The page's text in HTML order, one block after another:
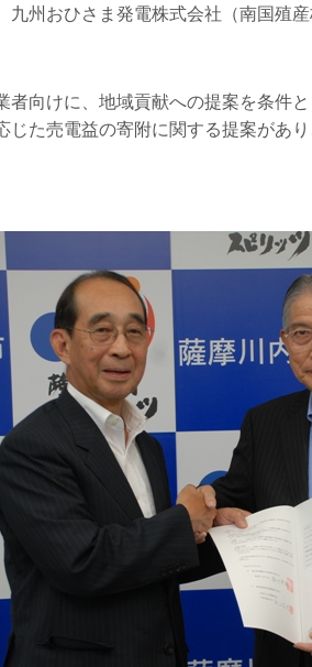
州おひさま発電株式会社（南国殖
向けに、地域貢献への提案を条件
じた売電益の寄附に関する提案があ